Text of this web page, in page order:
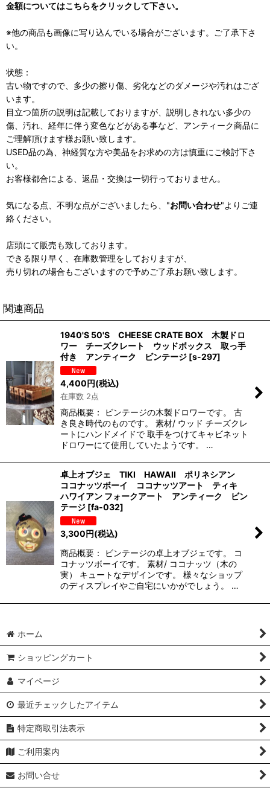
金額についてはこちらをクリックして下さい。
※他の商品も画像に写り込んでいる場合がございます。ご了承下さ
い。
状態：
古い物ですので、多少の擦り傷、劣化などのダメージや汚れはござ
います。
目立つ箇所の説明は記載しておりますが、説明しきれない多少の
傷、汚れ、経年に伴う変色などがある事など、アンティーク商品に
ご理解頂けます様お願い致します。
USED品の為、神経質な方や美品をお求めの方は慎重にご検討下さ
い。
お客様都合による、返品・交換は一切行っておりません。
気になる点、不明な点がございましたら、"お問い合わせ"よりご連
絡ください。
店頭にて販売も致しております。
できる限り早く、在庫数管理をしておりますが、
売り切れの場合もございますので予めご了承お願い致します。
関連商品
1940'S 50'S CHEESE CRATE BOX 木製ドロ
ワー チーズクレート ウッドボックス 取っ手
付き アンティーク ビンテージ [s-297]
4,400円(税込)
在庫数 2点
商品概要： ビンテージの木製ドロワーです。 古
き良き時代のものです。 素材/ ウッド チーズクレ
ートにハンドメイドで 取手をつけてキャビネット
ドロワーにて使用していたようです。 …
卓上オブジェ TIKI HAWAII ポリネシアン
ココナッツボーイ ココナッツアート ティキ
ハワイアン フォークアート アンティーク ビン
テージ [fa-032]
3,300円(税込)
商品概要： ビンテージの卓上オブジェです。 コ
コナッツボーイです。 素材/ ココナッツ（木の
実） キュートなデザインです。 様々なショップ
のディスプレイやご自宅にいかがでしょう。 …
ホーム
ショッピングカート
マイページ
最近チェックしたアイテム
特定商取引法表示
ご利用案内
お問い合せ